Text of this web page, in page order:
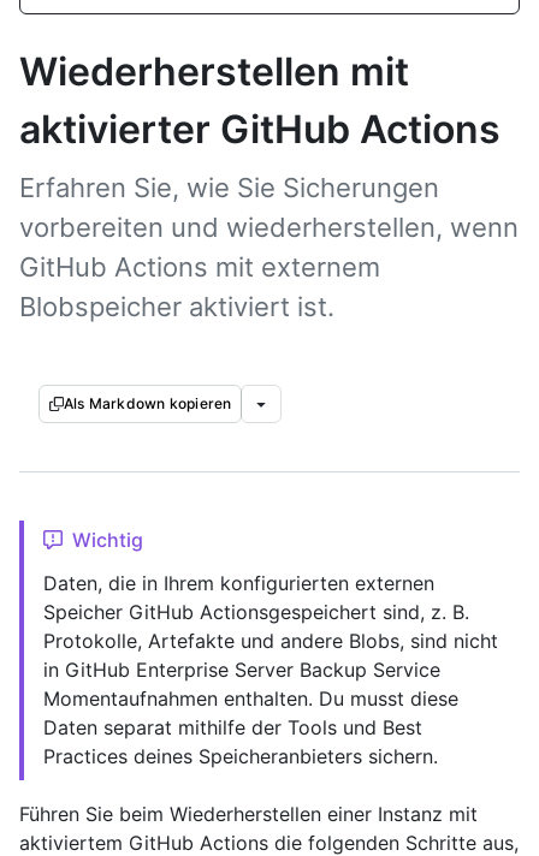
Wiederherstellen mit
aktivierter GitHub Actions
Erfahren Sie, wie Sie Sicherungen
vorbereiten und wiederherstellen, wenn
GitHub Actions mit externem
Blobspeicher aktiviert ist.
Als Markdown kopieren
Wichtig
Daten, die in Ihrem konfigurierten externen
Speicher GitHub Actionsgespeichert sind, z. B.
Protokolle, Artefakte und andere Blobs, sind nicht
in GitHub Enterprise Server Backup Service
Momentaufnahmen enthalten. Du musst diese
Daten separat mithilfe der Tools und Best
Practices deines Speicheranbieters sichern.
Führen Sie beim Wiederherstellen einer Instanz mit
aktiviertem GitHub Actions die folgenden Schritte aus,